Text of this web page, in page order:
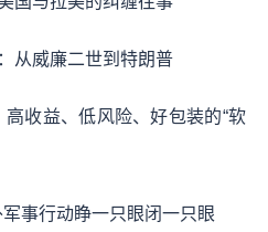
从威廉二世到特朗普
收益、低风险、好包装的“软
事行动睁一只眼闭一只眼